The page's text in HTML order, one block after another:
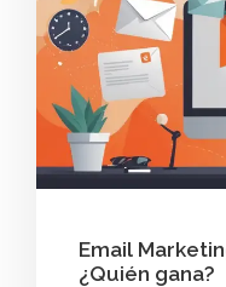
Email
¿Quién gana?